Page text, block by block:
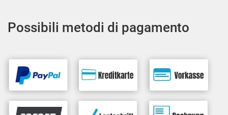
Possibili metodi di pagamento